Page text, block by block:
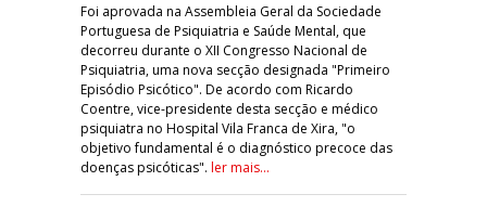
Foi aprovada na Assembleia Geral da Sociedade
Portuguesa de Psiquiatria e Saúde Mental, que
decorreu durante o XII Congresso Nacional de
Psiquiatria, uma nova secção designada "Primeiro
Episódio Psicótico". De acordo com Ricardo
Coentre, vice-presidente desta secção e médico
psiquiatra no Hospital Vila Franca de Xira, "o
objetivo fundamental é o diagnóstico precoce das
doenças psicóticas". ler mais...